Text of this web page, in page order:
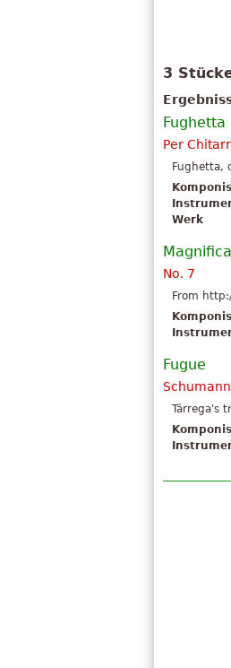
3
Fughetta
Per
Fughetta,
Werk
No. 7
From
Fugue
Tárrega's